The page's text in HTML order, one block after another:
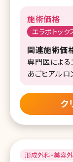
施術価格
エラボトック
関連施術価
専門医による
あごヒアルロ
ク
形成外科・美容